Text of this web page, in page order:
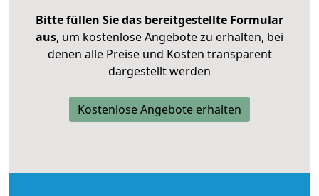
Bitte füllen Sie das bereitgestellte Formular
aus, um kostenlose Angebote zu erhalten, bei
denen alle Preise und Kosten transparent
dargestellt werden
Kostenlose Angebote erhalten